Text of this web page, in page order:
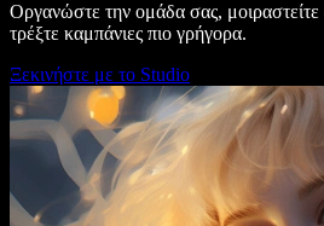
Οργανώστε την ομάδα σας, μοιραστείτε
τρέξτε καμπάνιες πιο γρήγορα.
Ξεκινήστε με το Studio